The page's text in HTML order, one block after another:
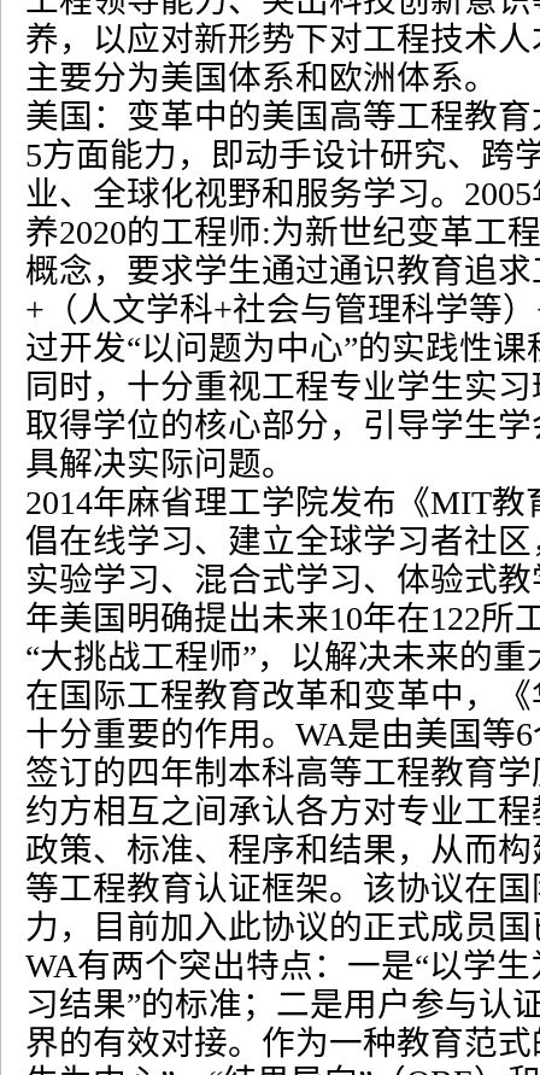
养，以应对新形势下对工程技术
主要分为美国体系和欧洲体系。
美国：变革中的美国高等工程教
5方面能力，即动手设计研究、跨
业、全球化视野和服务学习。 2005
养2020的工程师:为新世纪变革工
概念，要求学生通过通识教育追
+ （人文学科+社会与管理科学等）
过开发“以问题为中心”的实践性课
同时，十分重视工程专业学生实
取得学位的核心部分，引导学生
具解决实际问题。
2014年麻省理工学院发布《MIT教
倡在线学习、建立全球学习者社
实验学习、混合式学习、体验式
年美国明确提出未来10年在122所
“大挑战工程师”，以解决未来的
在国际工程教育改革和变革中，
十分重要的作用。 WA是由美国等6
签订的四年制本科高等工程教育
约方相互之间承认各方对专业工
政策、标准、程序和结果，从而
等工程教育认证框架。该协议在
力，目前加入此协议的正式成员国
WA有两个突出特点：一是“以学生
习结果”的标准；二是用户参与认
界的有效对接。作为一种教育范